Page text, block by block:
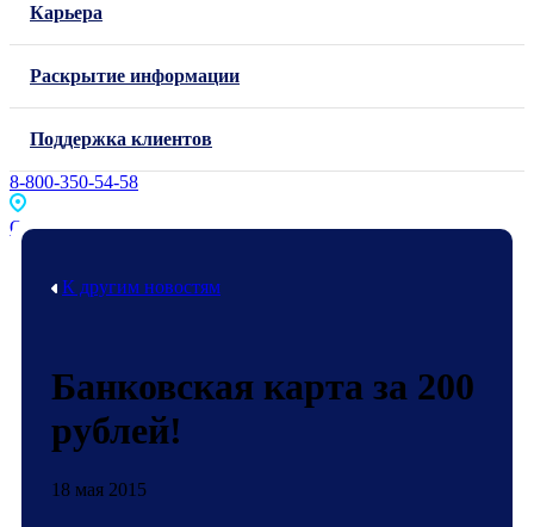
Карьера
Раскрытие информации
Поддержка клиентов
8-800-350-54-58
Офисы и банкоматы
К другим новостям
Банковская карта за 200
рублей!
18 мая 2015